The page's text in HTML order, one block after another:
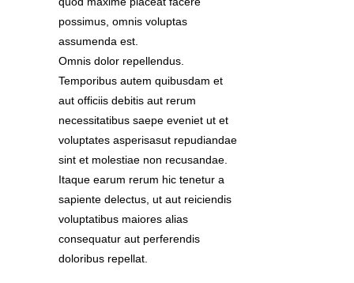
possimus, omnis voluptas
assumenda est.
Omnis dolor repellendus.
Temporibus autem quibusdam et
aut officiis debitis aut rerum
necessitatibus saepe eveniet ut et
voluptates asperisasut repudiandae
sint et molestiae non recusandae.
Itaque earum rerum hic tenetur a
sapiente delectus, ut aut reiciendis
voluptatibus maiores alias
consequatur aut perferendis
doloribus repellat.